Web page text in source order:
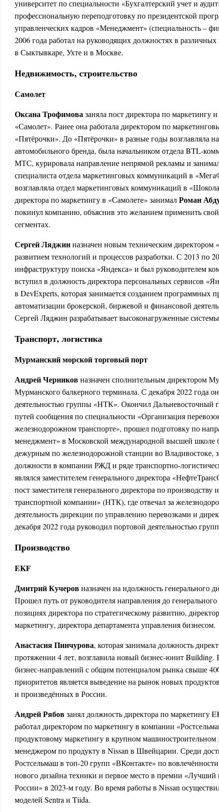
университет по специальности «Бухгалтерский учет и
профессиональную переподготовку по президентской
управленческих кадров «Менеджмент» (специальность –
2006 года работал на руководящих должностях в
в Сыктывкаре, Ухте и в Москве.
Недвижимость, строительство
Самолет
Оксана Трофимовазаняла пост директора по маркетингу
«Самолет». Ранее она работала директором по
«Пятёрочки». До «Пятёрочки» в разные годы возглавляла
автомобильного бренда, была начальником отдела BTL-
МТС, курировала направление непрямой рекламы и
специалиста отдела маркетинговых коммуникаций в
возглавляла отдел маркетинговых коммуникаций в
директора по маркетингу в «Самолете» занималРоман
покинул компанию, объяснив это желанием применить
сегментах.
Сергей Ляджинназначен новым техническим директором
развитием технологий и процессов разработки. С 2013 по
инфраструктуру поиска «Яндекса» и был руководителем
вступил в должность директора персональных сервисов
в DevExperts, которая занимается созданием программных
автоматизации брокерской, биржевой и финансовой
Сергей Ляджин разрабатывает высоконагруженные
Транспорт, логистика
Мурманский морской торговый порт
Андрей Черниковназначен сполнительным директором
Мурманского балкерного терминала. С декабря 2022 года
деятельностью группы «НТК». Окончил Дальневосточный
путей сообщения по специальности «Организация
железнодорожном транспорте», прошел подготовку по
менеджмент» в Московской международной высшей
дежурным по железнодорожной станции во Владивостоке,
должности в компании РЖД и ряде транспортно-
являлся заместителем генерального директора
пост заместителя генерального директора по
транспортной компании» (НТК), где отвечал за
деятельность дирекции по управлению перевозками и
декабря 2022 года руководил портовой деятельностью
Производство
EKF
Дмитрий Кучеровназначен на ндолжность генерального
Прошел путь от руководителя направления до
позициях директора по стратегическому развитию,
маркетингу, директора департамента управления бизнесом.
Анастасия Пинчурова, которая занимала должность
протяжении 4 лет, возглавила новый бизнес-юнит
бизнес-направлений с общим потенциалом рынка свыше
приоритетов является выведение на рынок новых
и произведённых в России.
Андрей Рябовзанял должность директора по маркетингу
работал директором по маркетингу в компании
продуктовому маркетингу в крупном машиностроительном
менеджером по продукту в Nissan в Швейцарии. Среди
Ростсельмаш в топ-20 групп «ВКонтакте» по
нового дизайна техники и первое место в премии
России» в 2023-м году. Во время работы в Nissan
моделей Sentra и Tiida.